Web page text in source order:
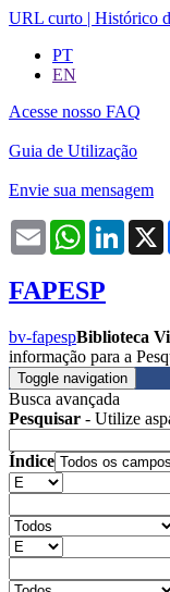
URL curto | Histórico
PT
EN
Acesse nosso FAQ
Guia de Utilização
Envie sua mensagem
Email WhatsApp
FAPESP
bv-fapespBiblioteca
informação para a
Toggle navigation
Busca avançada
Pesquisar - Utilize
Índice